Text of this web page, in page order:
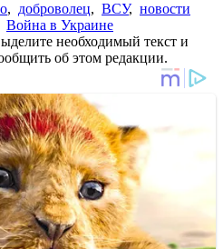
, доброволец, ВСУ, новости
Война в Украине
необходимый текст и
об этом редакции.